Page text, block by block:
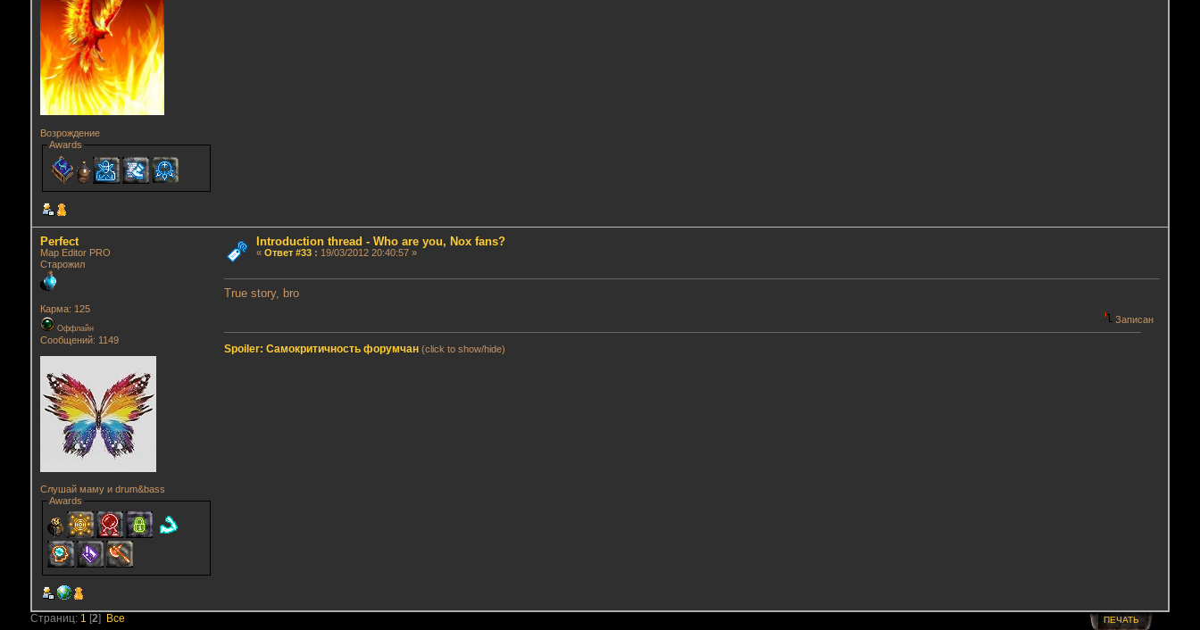
Возрождение
Awards
Perfect
Map Editor PRO
Старожил
Карма: 125
Оффлайн
Сообщений: 1149
Слушай маму и drum&bass
Awards
Introduction thread - Who are you, Nox fans?
« Ответ #33: 19/03/2012 20:40:57 »
True story, bro
Записан
Spoiler: Самокритичность форумчан (click to show/hide)
ПЕЧАТЬ
Страниц: 1 [2] Все